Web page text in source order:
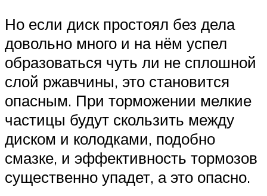
Но если диск простоял без дела
довольно много и на нём успел
образоваться чуть ли не сплошной
слой ржавчины, это становится
опасным. При торможении мелкие
частицы будут скользить между
диском и колодками, подобно
смазке, и эффективность тормозов
существенно упадет, а это опасно.